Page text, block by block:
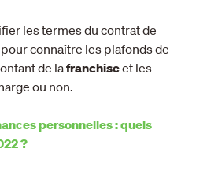
les termes du contrat de
connaître les plafonds de
de lafranchiseet les
ou non.
personnelles : quels
?